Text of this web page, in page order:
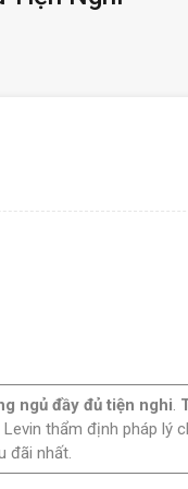
ngủ đầy đủ tiện nghi.
Levin thẩm định pháp lý
đãi nhất.